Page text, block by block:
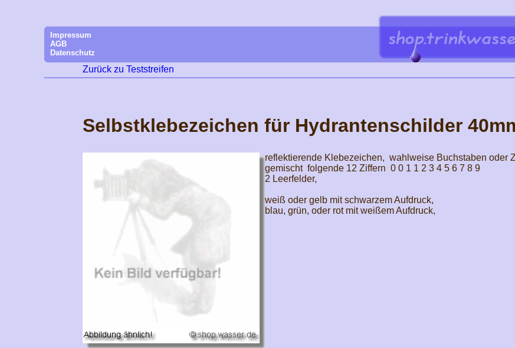
Impressum
AGB
Datenschutz
Zurück zu Teststreifen
Selbstklebezeichen für Hydrantenschilder
reflektierende Klebezeichen, wahlweise Buchstaben oder
gemischt folgende 12 Ziffern 0 0 1 1 2 3 4 5 6 7 8 9
2 Leerfelder,
weiß oder gelb mit schwarzem Aufdruck,
blau, grün, oder rot mit weißem Aufdruck,